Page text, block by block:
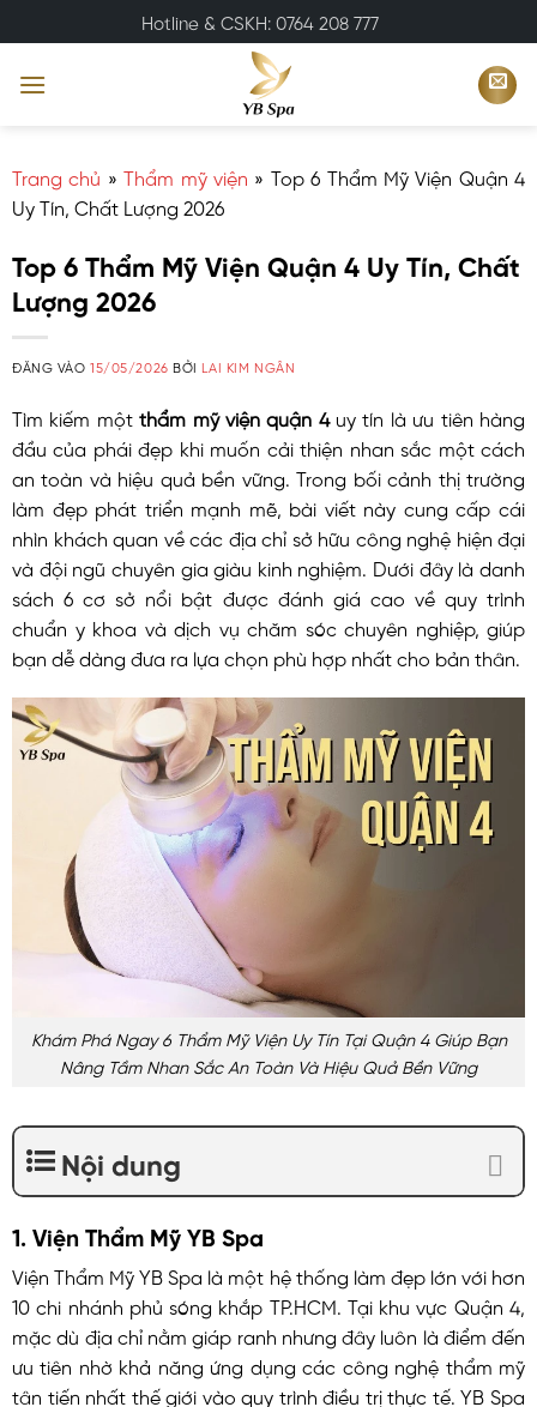
qua
nội
Hotline & CSKH: 0764 208 777
Trang chủ »Thẩm mỹ viện » Top 6 Thẩm Mỹ Viện Quận 4
Uy Tín, Chất Lượng 2026
Top 6 Thẩm Mỹ Viện Quận 4 Uy Tín, Chất
Lượng 2026
ĐĂNG VÀO15/05/2026 BỞI LAI KIM NGÂN
Tìm kiếm mộtthẩm mỹ viện quận 4 uy tín là ưu tiên hàng
đầu của phái đẹp khi muốn cải thiện nhan sắc một cách
an toàn và hiệu quả bền vững. Trong bối cảnh thị trường
làm đẹp phát triển mạnh mẽ, bài viết này cung cấp cái
nhìn khách quan về các địa chỉ sở hữu công nghệ hiện đại
và đội ngũ chuyên gia giàu kinh nghiệm. Dưới đây là danh
sách 6 cơ sở nổi bật được đánh giá cao về quy trình
chuẩn y khoa và dịch vụ chăm sóc chuyên nghiệp, giúp
bạn dễ dàng đưa ra lựa chọn phù hợp nhất cho bản thân.
Khám Phá Ngay 6 Thẩm Mỹ Viện Uy Tín Tại Quận 4 Giúp Bạn
Nâng Tầm Nhan Sắc An Toàn Và Hiệu Quả Bền Vững
Nội dung
1. Viện Thẩm Mỹ YB Spa
Viện Thẩm Mỹ YB Spa là một hệ thống làm đẹp lớn với hơn
10 chi nhánh phủ sóng khắp TP.HCM. Tại khu vực Quận 4,
mặc dù địa chỉ nằm giáp ranh nhưng đây luôn là điểm đến
ưu tiên nhờ khả năng ứng dụng các công nghệ thẩm mỹ
tân tiến nhất thế giới vào quy trình điều trị thực tế. YB Spa